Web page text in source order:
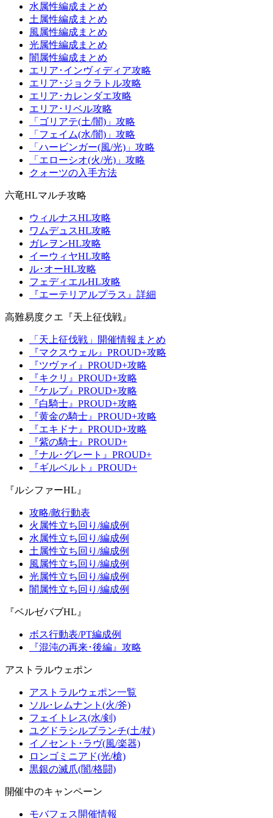
水属性編成まとめ
土属性編成まとめ
風属性編成まとめ
光属性編成まとめ
闇属性編成まとめ
エリア･インヴィディア攻略
エリア･ジョクラトル攻略
エリア･カレンダエ攻略
エリア･リベル攻略
「ゴリアテ(土/闇)」攻略
「フェイム(水/闇)」攻略
「ハービンガー(風/光)」攻略
「エローシオ(火/光)」攻略
クォーツの入手方法
六竜HLマルチ攻略
ウィルナスHL攻略
ワムデュスHL攻略
ガレヲンHL攻略
イーウィヤHL攻略
ル･オーHL攻略
フェディエルHL攻略
『エーテリアルプラス』詳細
高難易度クエ『天上征伐戦』
「天上征伐戦」開催情報まとめ
『マクスウェル』PROUD+攻略
『ツヴァイ』PROUD+攻略
『キクリ』PROUD+攻略
『ケルブ』PROUD+攻略
『白騎士』PROUD+攻略
『黄金の騎士』PROUD+攻略
『エキドナ』PROUD+攻略
『紫の騎士』PROUD+
『ナル･グレート』PROUD+
『ギルベルト』PROUD+
『ルシファーHL』
攻略/敵行動表
火属性立ち回り/編成例
水属性立ち回り/編成例
土属性立ち回り/編成例
風属性立ち回り/編成例
光属性立ち回り/編成例
闇属性立ち回り/編成例
『ベルゼバブHL』
ボス行動表/PT編成例
『混沌の再来･後編』攻略
アストラルウェポン
アストラルウェポン一覧
ソル･レムナント(火/斧)
フェイトレス(水/剣)
ユグドラシルブランチ(土/杖)
イノセント･ラヴ(風/楽器)
ロンゴミニアド(光/槍)
黒銀の滅爪(闇/格闘)
開催中のキャンペーン
モバフェス開催情報